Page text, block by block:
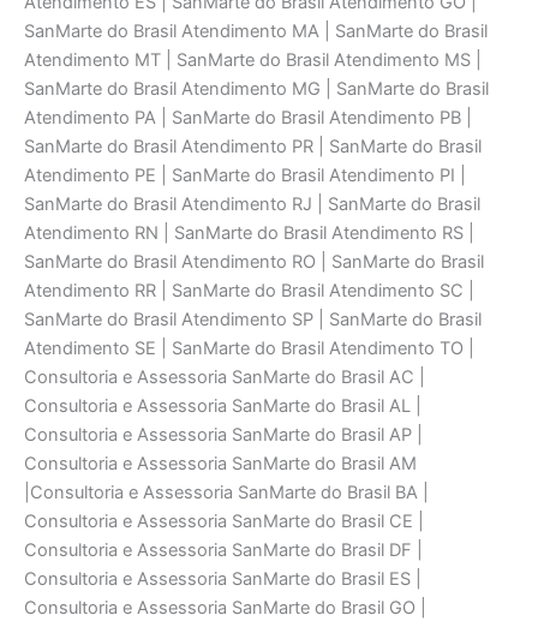
SanMarte do Brasil Atendimento MA | SanMarte do Brasil
Atendimento MT | SanMarte do Brasil Atendimento MS |
SanMarte do Brasil Atendimento MG | SanMarte do Brasil
Atendimento PA | SanMarte do Brasil Atendimento PB |
SanMarte do Brasil Atendimento PR | SanMarte do Brasil
Atendimento PE | SanMarte do Brasil Atendimento PI |
SanMarte do Brasil Atendimento RJ | SanMarte do Brasil
Atendimento RN | SanMarte do Brasil Atendimento RS |
SanMarte do Brasil Atendimento RO | SanMarte do Brasil
Atendimento RR | SanMarte do Brasil Atendimento SC |
SanMarte do Brasil Atendimento SP | SanMarte do Brasil
Atendimento SE | SanMarte do Brasil Atendimento TO |
Consultoria e Assessoria SanMarte do Brasil AC |
Consultoria e Assessoria SanMarte do Brasil AL |
Consultoria e Assessoria SanMarte do Brasil AP |
Consultoria e Assessoria SanMarte do Brasil AM
|Consultoria e Assessoria SanMarte do Brasil BA |
Consultoria e Assessoria SanMarte do Brasil CE |
Consultoria e Assessoria SanMarte do Brasil DF |
Consultoria e Assessoria SanMarte do Brasil ES |
Consultoria e Assessoria SanMarte do Brasil GO |